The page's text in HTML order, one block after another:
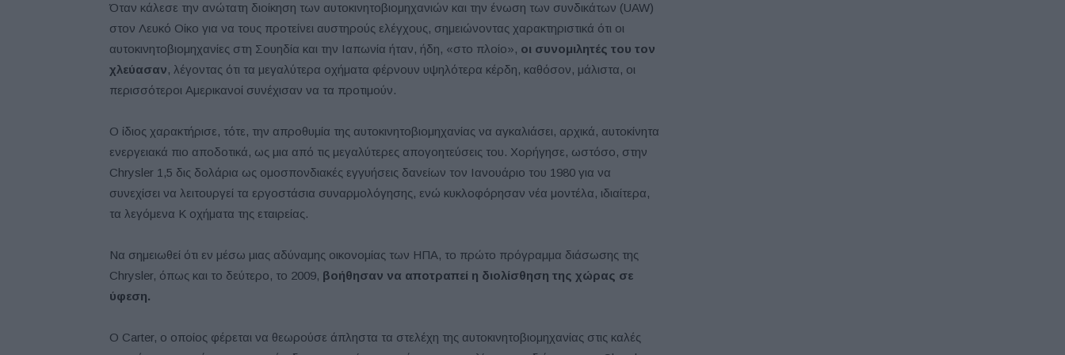
Όταν κάλεσε την ανώτατη διοίκηση των αυτοκινητοβιομηχανιών και την ένωση των συνδικάτων (UAW)
στον Λευκό Οίκο για να τους προτείνει αυστηρούς ελέγχους, σημειώνοντας χαρακτηριστικά ότι οι
αυτοκινητοβιομηχανίες στη Σουηδία και την Ιαπωνία ήταν, ήδη, «στο πλοίο», οι συνομιλητές του τον
χλεύασαν, λέγοντας ότι τα μεγαλύτερα οχήματα φέρνουν υψηλότερα κέρδη, καθόσον, μάλιστα, οι
περισσότεροι Αμερικανοί συνέχισαν να τα προτιμούν.
Ο ίδιος χαρακτήρισε, τότε, την απροθυμία της αυτοκινητοβιομηχανίας να αγκαλιάσει, αρχικά, αυτοκίνητα
ενεργειακά πιο αποδοτικά, ως μια από τις μεγαλύτερες απογοητεύσεις του. Χορήγησε, ωστόσο, στην
Chrysler 1,5 δις δολάρια ως ομοσπονδιακές εγγυήσεις δανείων τον Ιανουάριο του 1980 για να
συνεχίσει να λειτουργεί τα εργοστάσια συναρμολόγησης, ενώ κυκλοφόρησαν νέα μοντέλα, ιδιαίτερα,
τα λεγόμενα K οχήματα της εταιρείας.
Να σημειωθεί ότι εν μέσω μιας αδύναμης οικονομίας των ΗΠΑ, το πρώτο πρόγραμμα διάσωσης της
Chrysler, όπως και το δεύτερο, το 2009, βοήθησαν να αποτραπεί η διολίσθηση της χώρας σε
ύφεση.
Ο Carter, ο οποίος φέρεται να θεωρούσε άπληστα τα στελέχη της αυτοκινητοβιομηχανίας στις καλές